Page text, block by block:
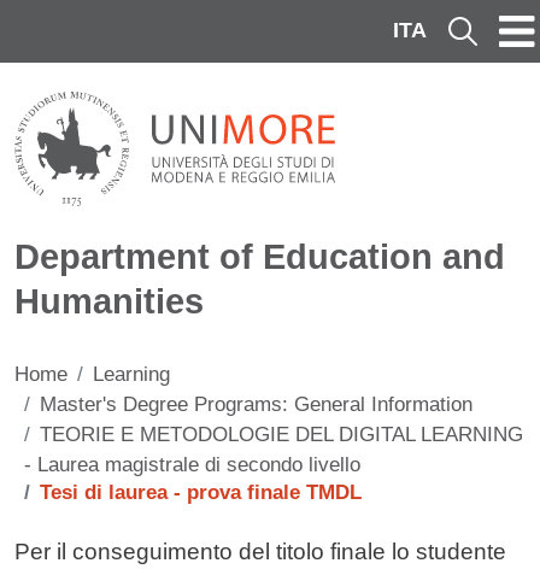
ITA Cerca
Department of Education and
Humanities
Home
Learning
Master's Degree Programs: General Information
TEORIE E METODOLOGIE DEL DIGITAL LEARNING
- Laurea magistrale di secondo livello
Tesi di laurea - prova finale TMDL
Contenuto
Per il conseguimento del titolo finale lo studente